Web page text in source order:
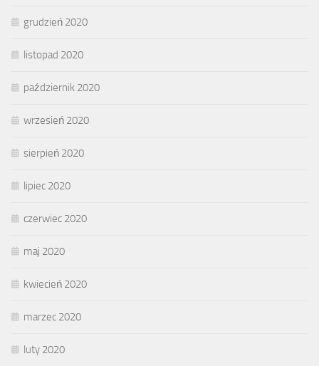
grudzień 2020
listopad 2020
październik 2020
wrzesień 2020
sierpień 2020
lipiec 2020
czerwiec 2020
maj 2020
kwiecień 2020
marzec 2020
luty 2020